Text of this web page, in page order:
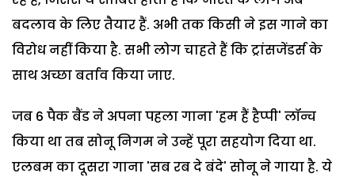
बदलाव के लिए तैयार हैं. अभी तक किसी ने इस गाने का
विरोध नहीं किया है. सभी लोग चाहते हैं कि ट्रांसजेंडर्स के
साथ अच्छा बर्ताव किया जाए.
जब 6 पैक बैंड ने अपना पहला गाना 'हम हैं हैप्पी' लॉन्च
किया था तब सोनू निगम ने उन्हें पूरा सहयोग दिया था.
एलबम का दूसरा गाना 'सब रब दे बंदे' सोनू ने गाया है. ये